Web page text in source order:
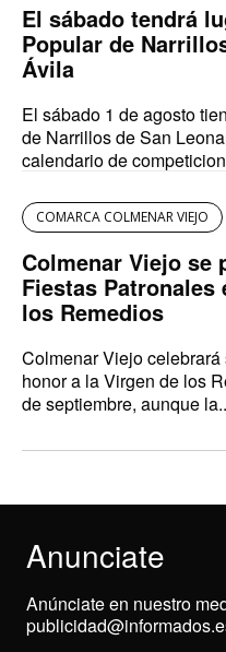
El sábado tendrá
Popular de
Ávila
El sábado 1 de agosto
de Narrillos de San
calendario de
COMARCA COLMENAR VIEJO
Colmenar Viejo se
Fiestas Patronales
los Remedios
Colmenar Viejo
honor a la Virgen de los
de septiembre, aunque
Anunciate
Anúnciate en nuestro